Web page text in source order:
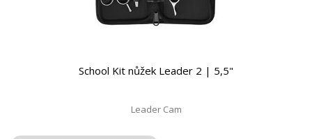
School Kit nůžek Leader 2 | 5,5"
Leader Cam